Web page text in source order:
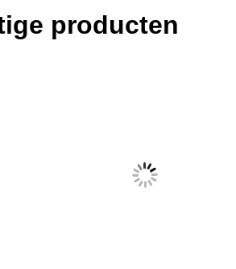
producten